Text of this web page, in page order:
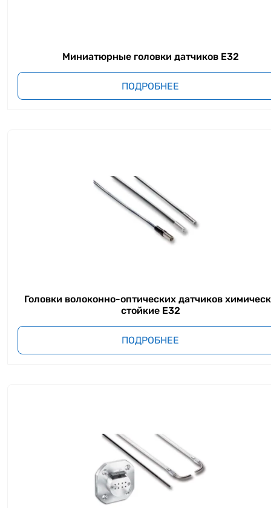
Миниатюрные головки датчиков E32
ПОДРОБНЕЕ
Головки волоконно-оптических датчиков
стойкие E32
ПОДРОБНЕЕ